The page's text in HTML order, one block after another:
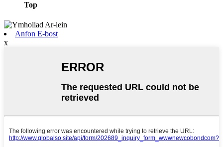
Top
Anfon E-bost
x